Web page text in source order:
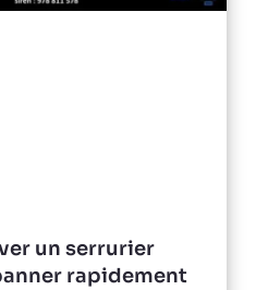
un serrurier
rapidement